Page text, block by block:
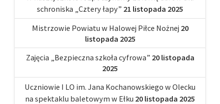
schroniska „Cztery łapy” 21 listopada 2025
Mistrzowie Powiatu w Halowej Piłce Nożnej 20
listopada 2025
Zajęcia „Bezpieczna szkoła cyfrowa” 20 listopada
2025
Uczniowie I LO im. Jana Kochanowskiego w Olecku
na spektaklu baletowym w Ełku 20 listopada 2025